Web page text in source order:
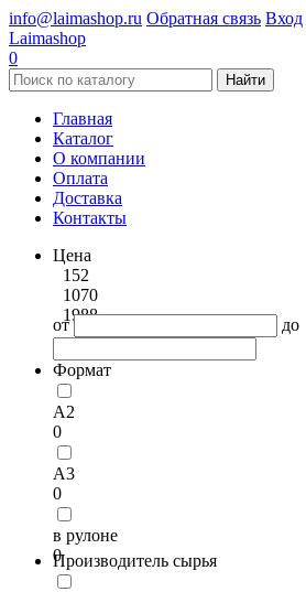
info@laimashop.ru Обратная связь Вход
Laimashop
0
Найти
Главная
Каталог
О компании
Оплата
Доставка
Контакты
Цена
152
1070
1988
от до
Формат
А2
0
А3
0
в рулоне
0
Производитель сырья